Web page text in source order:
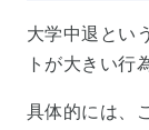
大学中退とい
トが大きい行
具体的には、